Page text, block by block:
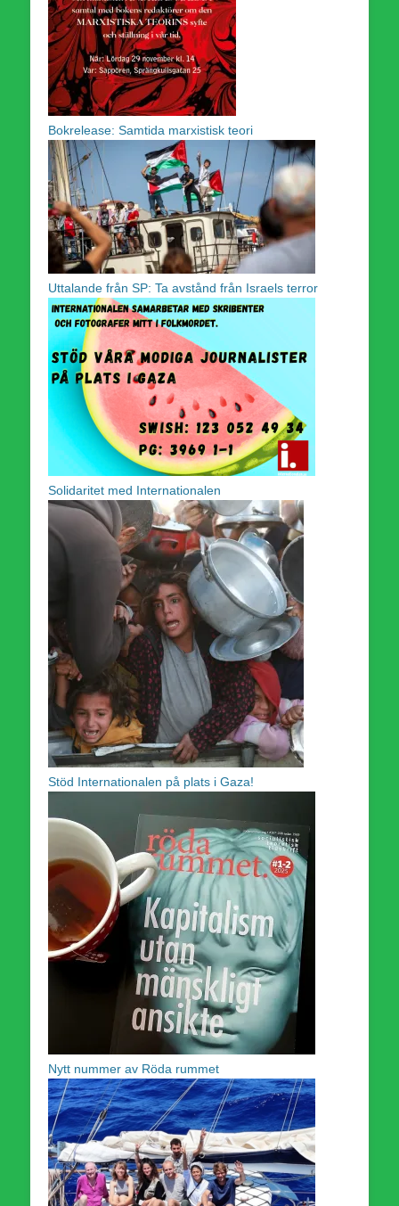
Bokrelease: Samtida marxistisk teori
Uttalande från SP: Ta avstånd från Israels terror
Solidaritet med Internationalen
Stöd Internationalen på plats i Gaza!
Nytt nummer av Röda rummet